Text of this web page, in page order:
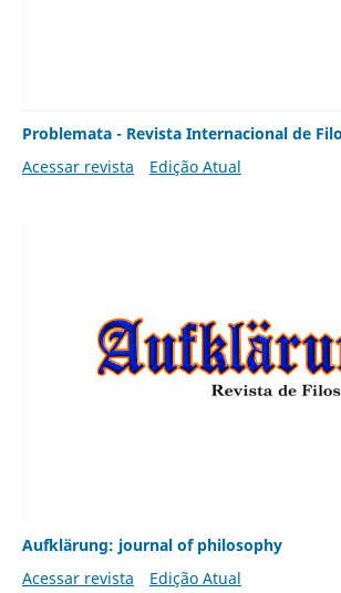
Problemata - Revista Internacional de
Acessar revista
Edição Atual
Aufklärung: journal of philosophy
Acessar revista
Edição Atual